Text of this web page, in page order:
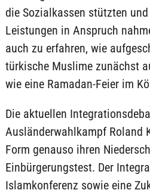
die Sozialkassen stützten
Leistungen in Anspruch
auch zu erfahren, wie
türkische Muslime zunächst
wie eine Ramadan-Feier im
Die aktuellen
Ausländerwahlkampf Roland
Form genauso ihren
Einbürgerungstest. Der
Islamkonferenz sowie eine